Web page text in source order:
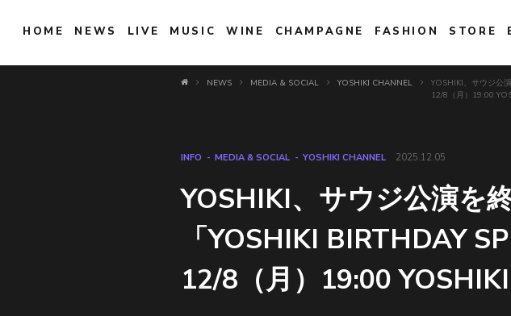
HOME NEWS LIVE MUSIC WINE CHAMPAGNE FASHION STORE
NEWS MEDIA & SOCIAL YOSHIKI CHANNEL
YOSHIKI、サウジ公
12/8（月）19:00
INFO MEDIA & SOCIAL YOSHIKI CHANNEL 2025.12.05
YOSHIKI、サウジ公演を
「YOSHIKI BIRTHDAY
12/8（月）19:00